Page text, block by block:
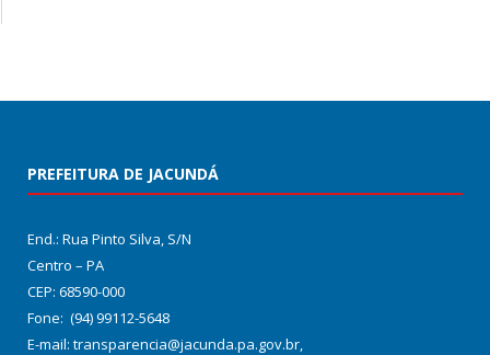
PREFEITURA DE JACUNDÁ
End.: Rua Pinto Silva, S/N
Centro – PA
CEP: 68590-000
Fone: (94) 99112-5648
E-mail: transparencia@jacunda.pa.gov.br,